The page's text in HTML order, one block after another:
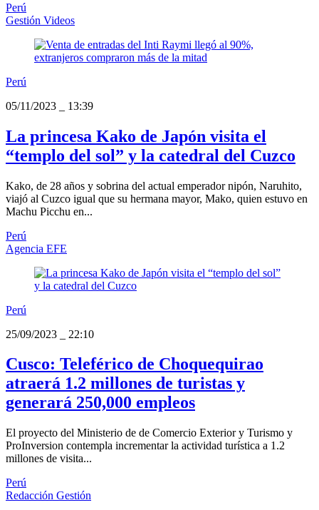
Perú
Gestión Videos
Perú
05/11/2023
13:39
La princesa Kako de Japón visita el
“templo del sol” y la catedral del Cuzco
Kako, de 28 años y sobrina del actual emperador nipón, Naruhito,
viajó al Cuzco igual que su hermana mayor, Mako, quien estuvo en
Machu Picchu en...
Perú
Agencia EFE
Perú
25/09/2023
22:10
Cusco: Teleférico de Choquequirao
atraerá 1.2 millones de turistas y
generará 250,000 empleos
El proyecto del Ministerio de de Comercio Exterior y Turismo y
ProInversion contempla incrementar la actividad turística a 1.2
millones de visita...
Perú
Redacción Gestión